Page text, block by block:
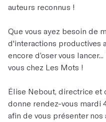
auteurs reconnus !
Que vous ayez besoin de
d'interactions productives
encore d’oser vous
vous chez Les Mots !
Élise Nebout, directrice et
donne rendez-vous mardi
afin de vous présenter